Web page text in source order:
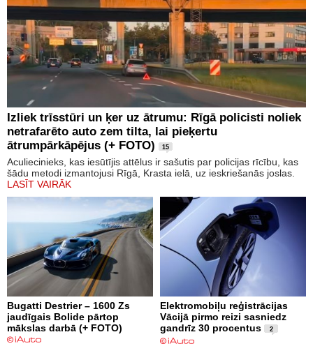
Izliek trīsstūri un ķer uz ātrumu: Rīgā policisti noliek
netrafarēto auto zem tilta, lai pieķertu
ātrumpārkāpējus (+ FOTO)
15
Aculiecinieks, kas iesūtījis attēlus ir sašutis par policijas rīcību, kas
šādu metodi izmantojusi Rīgā, Krasta ielā, uz ieskriešanās joslas.
LASĪT VAIRĀK
Bugatti Destrier – 1600 Zs
jaudīgais Bolide pārtop
mākslas darbā (+ FOTO)
Elektromobiļu reģistrācijas
Vācijā pirmo reizi sasniedz
gandrīz 30 procentus
2